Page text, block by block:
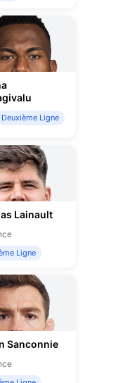
Deuxième Ligne
Lainault
Ligne
Sanconnie